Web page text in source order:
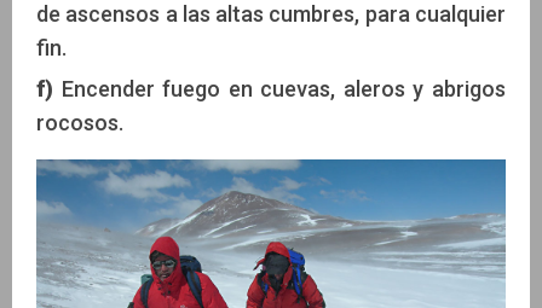
de ascensos a las altas cumbres, para cualquier
fin.
f) Encender fuego en cuevas, aleros y abrigos
rocosos.